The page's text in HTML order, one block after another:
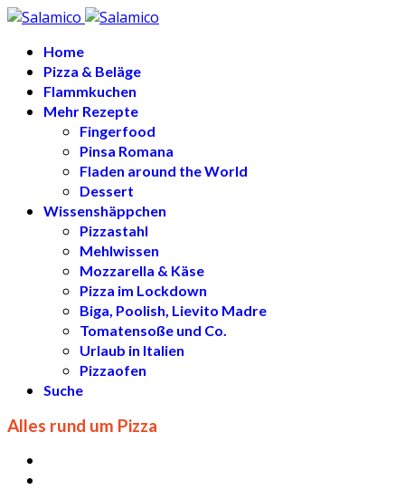
Home
Pizza & Beläge
Flammkuchen
Mehr Rezepte
Fingerfood
Pinsa Romana
Fladen around the World
Dessert
Wissenshäppchen
Pizzastahl
Mehlwissen
Mozzarella & Käse
Pizza im Lockdown
Biga, Poolish, Lievito Madre
Tomatensoße und Co.
Urlaub in Italien
Pizzaofen
Suche
Alles rund um Pizza